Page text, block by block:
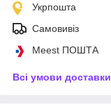
Укрпошта
Самовивіз
Meest ПОШТА
Всі умови доставки